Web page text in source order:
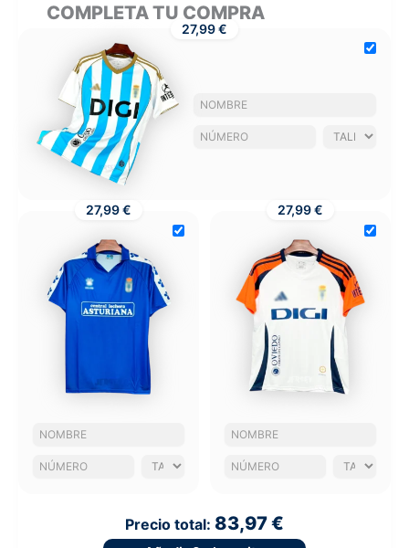
COMPLETA TU COMPRA
27,99 €
27,99 € 27,99 €
Precio total: 83,97 €